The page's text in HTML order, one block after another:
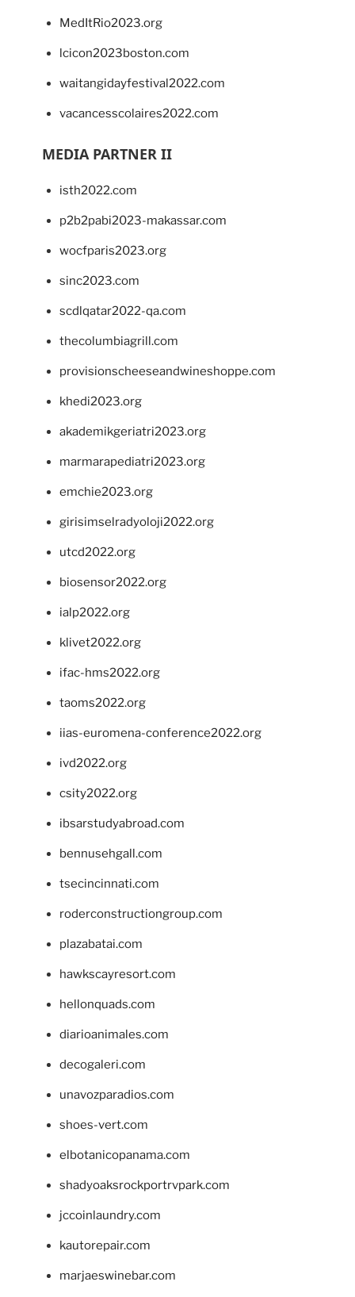
MedItRio2023.org
lcicon2023boston.com
waitangidayfestival2022.com
vacancesscolaires2022.com
MEDIA PARTNER II
isth2022.com
p2b2pabi2023-makassar.com
wocfparis2023.org
sinc2023.com
scdlqatar2022-qa.com
thecolumbiagrill.com
provisionscheeseandwineshoppe.com
khedi2023.org
akademikgeriatri2023.org
marmarapediatri2023.org
emchie2023.org
girisimselradyoloji2022.org
utcd2022.org
biosensor2022.org
ialp2022.org
klivet2022.org
ifac-hms2022.org
taoms2022.org
iias-euromena-conference2022.org
ivd2022.org
csity2022.org
ibsarstudyabroad.com
bennusehgall.com
tsecincinnati.com
roderconstructiongroup.com
plazabatai.com
hawkscayresort.com
hellonquads.com
diarioanimales.com
decogaleri.com
unavozparadios.com
shoes-vert.com
elbotanicopanama.com
shadyoaksrockportrvpark.com
jccoinlaundry.com
kautorepair.com
marjaeswinebar.com